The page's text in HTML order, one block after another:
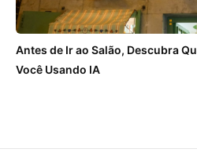
Antes de Ir ao Salão, Descubra
Você Usando IA